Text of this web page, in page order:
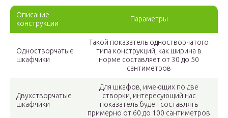
Описание
конструкции
Параметры
Одностворчатые
шкафчики
Такой показатель одностворчатого
типа конструкций, как ширина в
норме составляет от 30 до 50
сантиметров
Двухстворчатые
шкафчики
Для шкафов, имеющих по две
створки, интересующий нас
показатель будет составлять
примерно от 60 до 100 сантиметров